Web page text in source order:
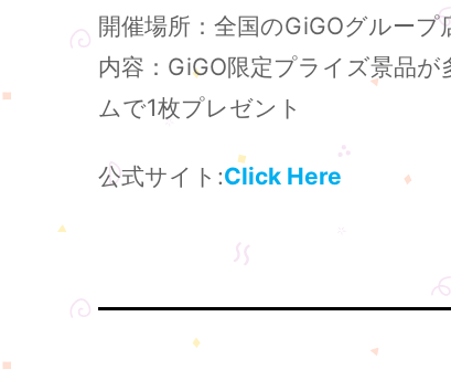
開催場所：全国のGiGOグループ
内容：GiGO限定プライズ景品
ムで1枚プレゼント
公式サイト:Click Here